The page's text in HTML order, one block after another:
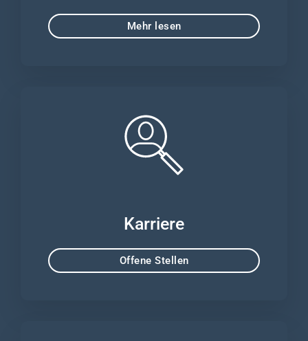
Mehr lesen
Karriere
Offene Stellen